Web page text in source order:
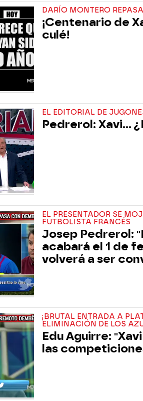
DARÍO MONTERO
¡Centenario de
culé!
EL EDITORIAL DE
Pedrerol: Xavi...
EL PRESENTADOR SE
FUTBOLISTA FRANCÉS
Josep Pedrerol:
acabará el 1 de
volverá a ser
¡BRUTAL ENTRADA A
ELIMINACIÓN DE LOS
Edu Aguirre:
las